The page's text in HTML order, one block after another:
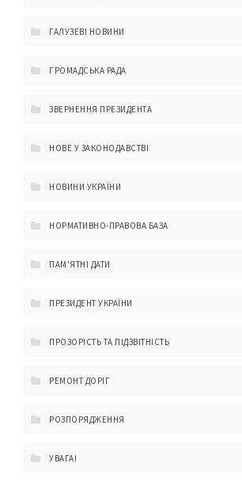
ГАЛУЗЕВІ НОВИНИ
ГРОМАДСЬКА РАДА
ЗВЕРНЕННЯ ПРЕЗИДЕНТА
НОВЕ У ЗАКОНОДАВСТВІ
НОВИНИ УКРАЇНИ
НОРМАТИВНО-ПРАВОВА БАЗА
ПАМ'ЯТНІ ДАТИ
ПРЕЗИДЕНТ УКРАЇНИ
ПРОЗОРІСТЬ ТА ПІДЗВІТНІСТЬ
РЕМОНТ ДОРІГ
РОЗПОРЯДЖЕННЯ
УВАГА!